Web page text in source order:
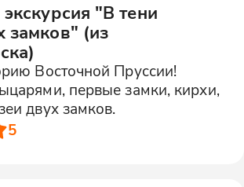
"В тени
замков" (из
Восточной Пруссии!
первые замки, кирхи,
двух замков.
5